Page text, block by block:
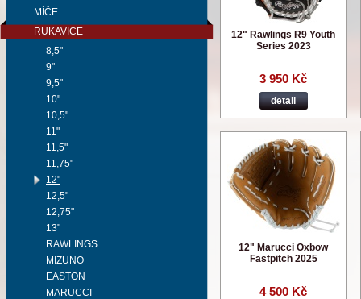
MÍČE
RUKAVICE
8,5"
9"
9,5"
10"
10,5"
11"
11,5"
11,75"
12"
12,5"
12,75"
13"
RAWLINGS
MIZUNO
EASTON
MARUCCI
12" Rawlings R9 Youth
Series 2023
3 950 Kč
detail
12" Marucci Oxbow
Fastpitch 2025
4 500 Kč